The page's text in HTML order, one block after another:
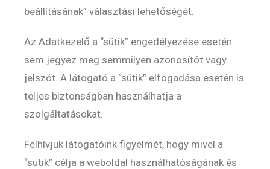
beállításának” választási lehetőségét.
Az Adatkezelő a “sütik” engedélyezése esetén
sem jegyez meg semmilyen azonosítót vagy
jelszót. A látogató a “sütik” elfogadása esetén is
teljes biztonságban használhatja a
szolgáltatásokat.
Felhívjuk látogatóink figyelmét, hogy mivel a
“sütik” célja a weboldal használhatóságának és